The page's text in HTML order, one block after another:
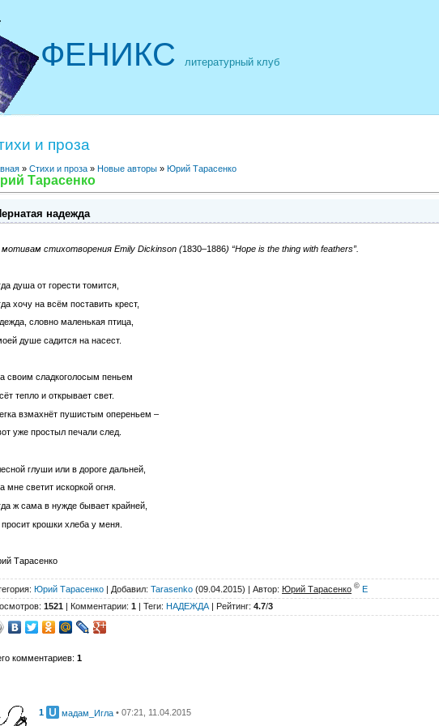
ФЕНИКС литературный клуб
и проза
» Стихи и проза » Новые авторы » Юрий Тарасенко
Тарасенко
надежда
мотивам стихотворения Emily Dickinson (1830–1886) “Hope is the thing with feathers”.
душа от горести томится,
хочу на всём поставить крест,
словно маленькая птица,
душе садится на насест.
своим сладкоголосым пеньем
тепло и открывает свет.
взмахнёт пушистым опереньем –
уже простыл печали след.
глуши или в дороге дальней,
мне светит искоркой огня.
ж сама в нужде бывает крайней,
крошки хлеба у меня.
Тарасенко
: Юрий Тарасенко | Добавил: Tarasenko (09.04.2015) | Автор: Юрий Тарасенко © E
: 1521 | Комментарии: 1 | Теги: НАДЕЖДА | Рейтинг: 4.7/3
комментариев: 1
1 мадам_Игла • 07:21, 11.04.2015